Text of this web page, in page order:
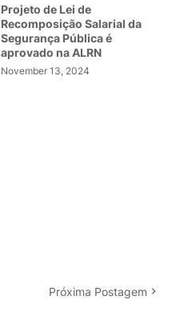
Projeto de Lei de
Recomposição Salarial da
Segurança Pública é
aprovado na ALRN
November 13, 2024
Próxima Postagem